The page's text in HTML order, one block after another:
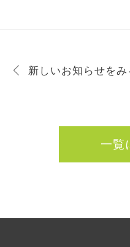
新しいお知らせをみ
一覧